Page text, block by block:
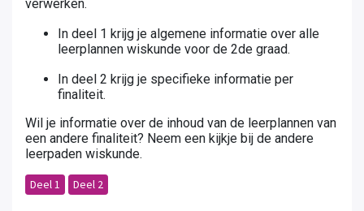
verwerken.
In deel 1 krijg je algemene informatie over alle
leerplannen wiskunde voor de 2de graad.
In deel 2 krijg je specifieke informatie per
finaliteit.
Wil je informatie over de inhoud van de leerplannen van
een andere finaliteit? Neem een kijkje bij de andere
leerpaden wiskunde.
Deel 1 Deel 2